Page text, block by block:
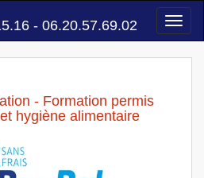
- 06.20.57.69.02
- Formation permis
hygiène alimentaire